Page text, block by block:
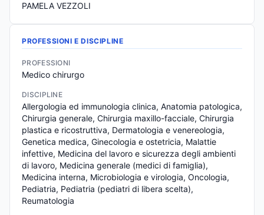
PAMELA VEZZOLI
PROFESSIONI E DISCIPLINE
PROFESSIONI
Medico chirurgo
DISCIPLINE
Allergologia ed immunologia clinica, Anatomia patologica,
Chirurgia generale, Chirurgia maxillo-facciale, Chirurgia
plastica e ricostruttiva, Dermatologia e venereologia,
Genetica medica, Ginecologia e ostetricia, Malattie
infettive, Medicina del lavoro e sicurezza degli ambienti
di lavoro, Medicina generale (medici di famiglia),
Medicina interna, Microbiologia e virologia, Oncologia,
Pediatria, Pediatria (pediatri di libera scelta),
Reumatologia